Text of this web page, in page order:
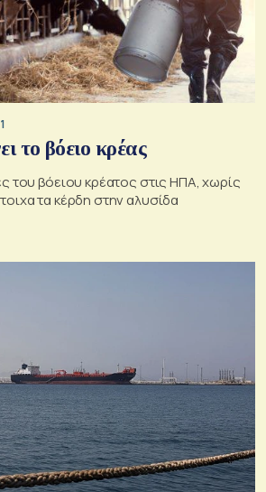
το βόειο κρέας
του βόειου κρέατος στις ΗΠΑ, χωρίς
τα κέρδη στην αλυσίδα